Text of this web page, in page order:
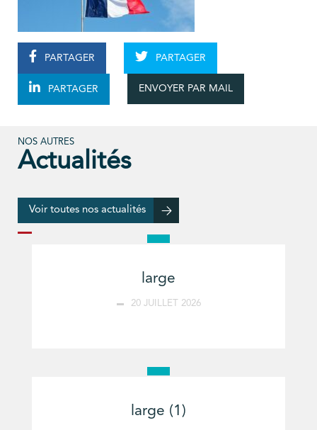
PARTAGER PARTAGER
PARTAGER ENVOYER PAR MAIL
NOS AUTRES
Actualités
Voir toutes nos actualités
large
20 JUILLET 2026
large (1)